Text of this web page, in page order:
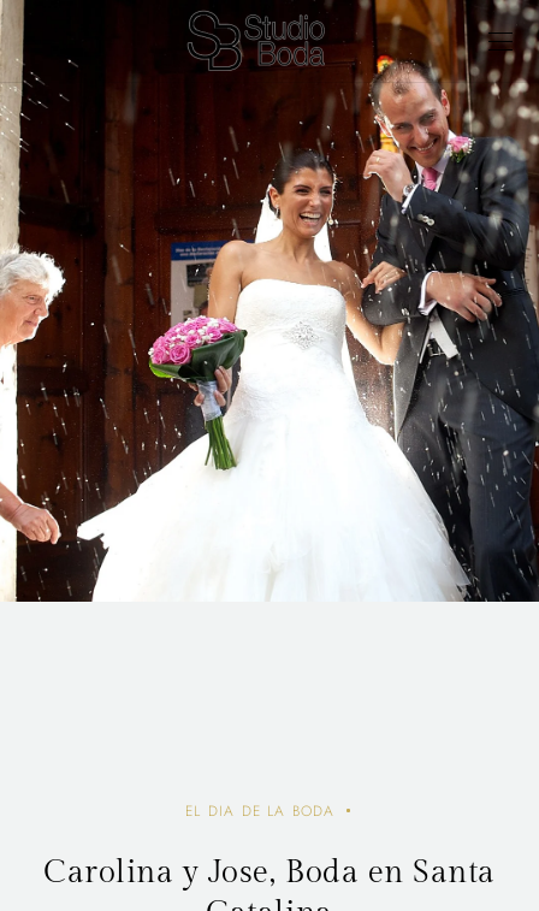
EL DIA DE LA BODA
Carolina y Jose, Boda en Santa